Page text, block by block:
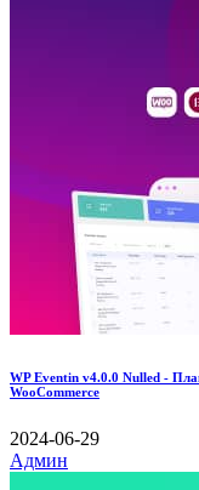
WP Eventin v4.0.0 Nulled -
WooCommerce
2024-06-29
Админ